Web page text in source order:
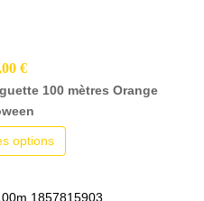
€
100 mètres Orange
options